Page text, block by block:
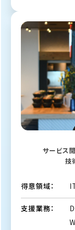
サービス
技
得意領域：
支援業務：